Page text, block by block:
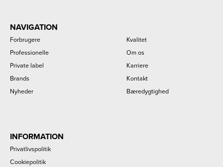
NAVIGATION
Forbrugere
Professionelle
Private label
Brands
Nyheder
Kvalitet
Om os
Karriere
Kontakt
Bæredygtighed
INFORMATION
Privatlivspolitik
Cookiepolitik